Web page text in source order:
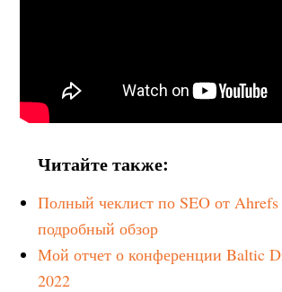
Читайте также:
Полный чеклист по SEO от
подробный обзор
Мой отчет о конференции Baltic
2022